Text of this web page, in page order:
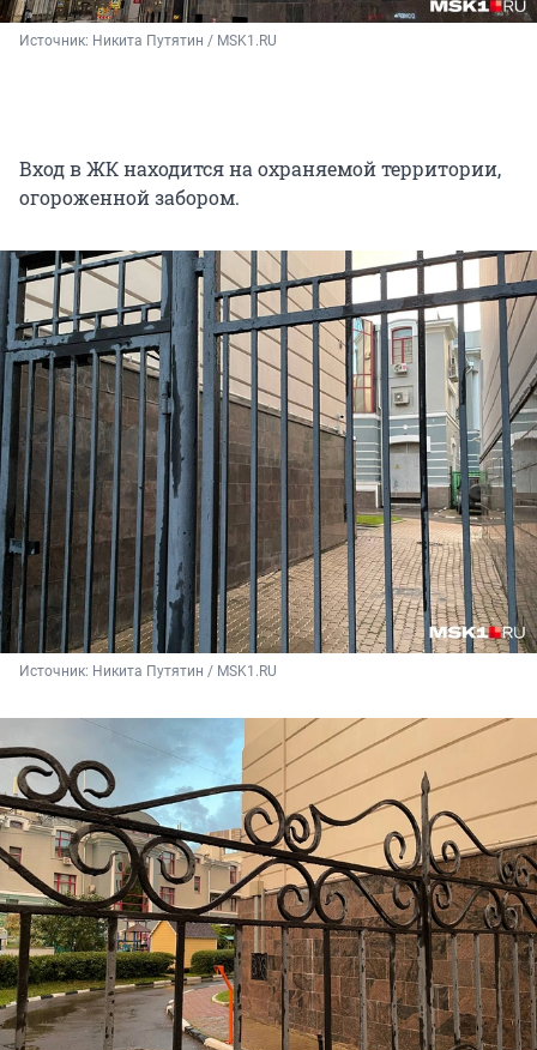
Источник: Никита Путятин / MSK1.RU
Вход в ЖК находится на охраняемой территории,
огороженной забором.
Источник: Никита Путятин / MSK1.RU